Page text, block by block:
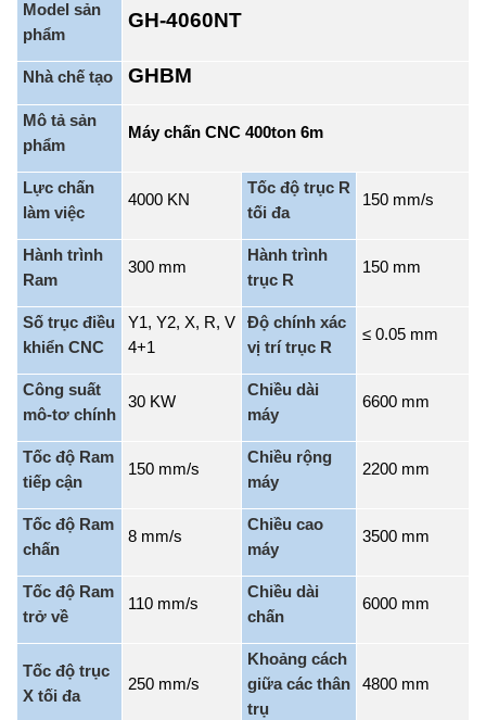
Model sản
phẩm
GH-4060NT
Nhà chế tạo GHBM
Mô tả sản
phẩm
Máy chấn CNC 400ton 6m
Lực chấn
làm việc
4000 KN
Tốc độ trục R
tối đa
150 mm/s
Hành trình
Ram
300 mm
Hành trình
trục R
150 mm
Số trục điều
khiển CNC
Y1, Y2, X, R, V
4+1
Độ chính xác
vị trí trục R
≤ 0.05 mm
Công suất
mô-tơ chính
30 KW
Chiều dài
máy
6600 mm
Tốc độ Ram
tiếp cận
150 mm/s
Chiều rộng
máy
2200 mm
Tốc độ Ram
chấn
8 mm/s
Chiều cao
máy
3500 mm
Tốc độ Ram
trở về
110 mm/s
Chiều dài
chấn
6000 mm
Tốc độ trục
X tối đa
250 mm/s
Khoảng cách
giữa các thân
trụ
4800 mm